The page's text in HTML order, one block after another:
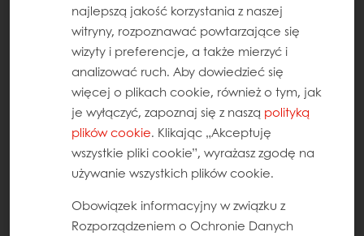
najlepszą jakość korzystania z naszej
witryny, rozpoznawać powtarzające się
wizyty i preferencje, a także mierzyć i
analizować ruch. Aby dowiedzieć się
więcej o plikach cookie, również o tym, jak
je wyłączyć, zapoznaj się z naszą polityką
plików cookie. Klikając „Akceptuję
wszystkie pliki cookie”, wyrażasz zgodę na
używanie wszystkich plików cookie.
Obowiązek informacyjny w związku z
Rozporządzeniem o Ochronie Danych